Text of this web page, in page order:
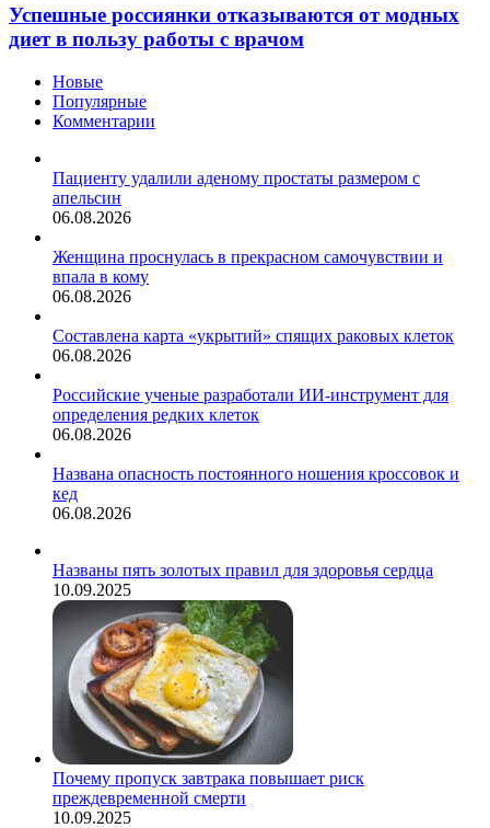
отказываются
от
модных
пользу
работы
врачом
Успешные россиянки отказываются от модных
диет в пользу работы с врачом
Новые
Популярные
Комментарии
Пациенту удалили аденому простаты размером с
апельсин
06.08.2026
Женщина проснулась в прекрасном самочувствии и
впала в кому
06.08.2026
Составлена карта «укрытий» спящих раковых клеток
06.08.2026
Российские ученые разработали ИИ-инструмент для
определения редких клеток
06.08.2026
Названа опасность постоянного ношения кроссовок и
кед
06.08.2026
Названы пять золотых правил для здоровья сердца
10.09.2025
Почему пропуск завтрака повышает риск
преждевременной смерти
10.09.2025